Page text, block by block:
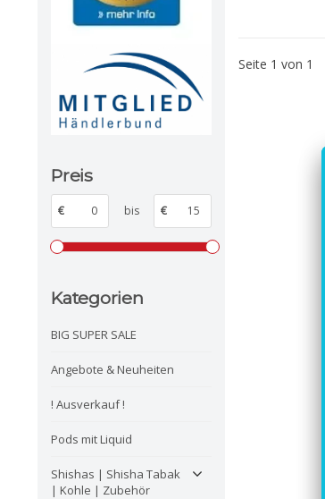
Preis
€ bis €
Kategorien
BIG SUPER SALE
Angebote & Neuheiten
! Ausverkauf !
Pods mit Liquid
Shishas | Shisha Tabak
| Kohle | Zubehör
Seite 1 von 1